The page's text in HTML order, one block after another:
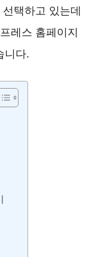
택하고 있는데
레스 홈페이지
니다.